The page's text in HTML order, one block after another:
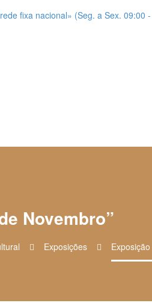
fixa nacional» (Seg. a Sex. 09:00
Novembro”
Exposições